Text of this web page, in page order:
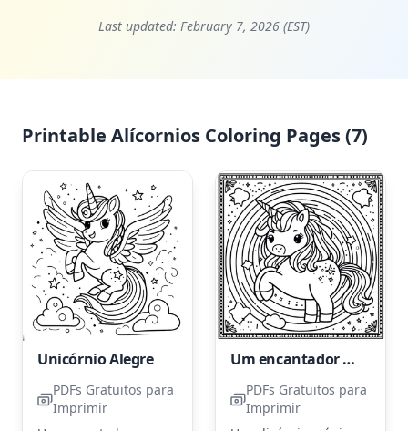
Last updated: February 7, 2026 (EST)
Printable Alícornios Coloring Pages (7)
Unicórnio Alegre
PDFs Gratuitos para
Imprimir
Um encantador Alicórnio
PDFs Gratuitos para
Imprimir